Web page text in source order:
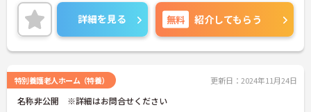
詳細を見る 無料 紹介してもらう
特別養護老人ホーム（特養） 更新日：2024年11月24日
名称非公開 ※詳細はお問合せください